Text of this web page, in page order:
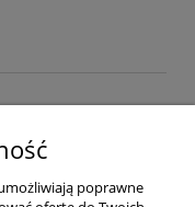
poprawne